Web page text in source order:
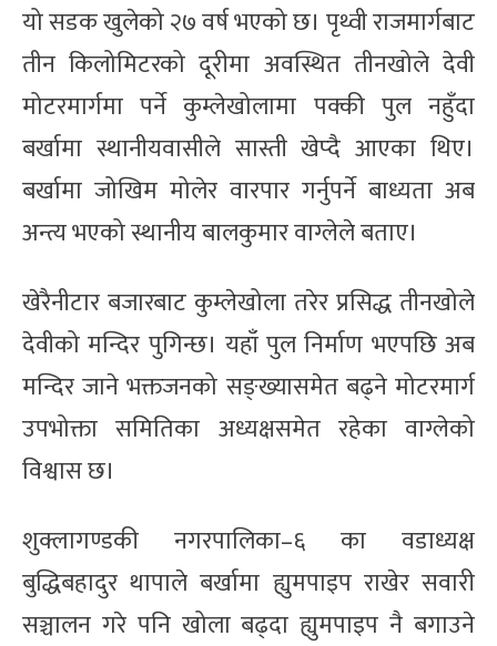
यो सडक खुलेको २७ वर्ष भएको छ। पृथ्वी राजमार्गबाट
तीन किलोमिटरको दूरीमा अवस्थित तीनखोले देवी
मोटरमार्गमा पर्ने कुम्लेखोलामा पक्की पुल नहुँदा
बर्खामा स्थानीयवासीले सास्ती खेप्दै आएका थिए।
बर्खामा जोखिम मोलेर वारपार गर्नुपर्ने बाध्यता अब
अन्त्य भएको स्थानीय बालकुमार वाग्लेले बताए।
खेरैनीटार बजारबाट कुम्लेखोला तरेर प्रसिद्ध तीनखोले
देवीको मन्दिर पुगिन्छ। यहाँ पुल निर्माण भएपछि अब
मन्दिर जाने भक्तजनको सङ्ख्यासमेत बढ्ने मोटरमार्ग
उपभोक्ता समितिका अध्यक्षसमेत रहेका वाग्लेको
विश्वास छ।
शुक्लागण्डकी नगरपालिका–६ का वडाध्यक्ष
बुद्धिबहादुर थापाले बर्खामा ह्युमपाइप राखेर सवारी
सञ्चालन गरे पनि खोला बढ्दा ह्युमपाइप नै बगाउने